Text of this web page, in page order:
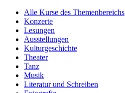
Alle Kurse des Themenbereichs
Konzerte
Lesungen
Ausstellungen
Kulturgeschichte
Theater
Tanz
Musik
Literatur und Schreiben